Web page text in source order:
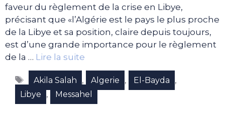
faveur du règlement de la crise en Libye,
précisant que «l’Algérie est le pays le plus proche
de la Libye et sa position, claire depuis toujours,
est d’une grande importance pour le règlement
de la … Lire la suite
Étiquettes
Akila Salah , Algerie , El-Bayda ,
Libye , Messahel